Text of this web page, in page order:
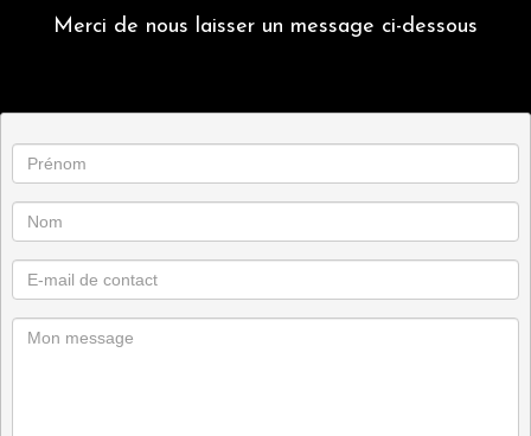
Merci de nous laisser un message ci-dessous